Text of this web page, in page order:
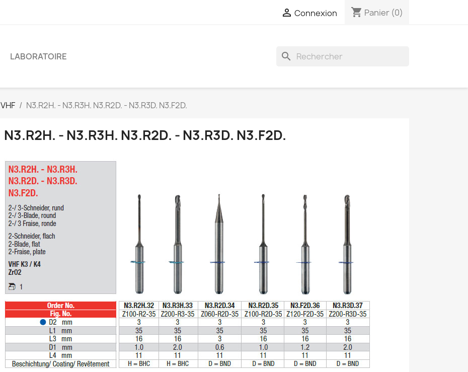
 Connexion shopping_cart Panier (0)
LABORATOIRE search
VHF N3.R2H. - N3.R3H. N3.R2D. - N3.R3D. N3.F2D.
N3.R2H. - N3.R3H. N3.R2D. - N3.R3D. N3.F2D.